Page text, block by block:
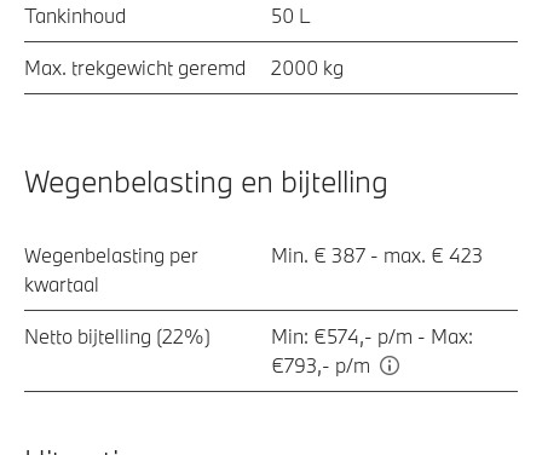
Tankinhoud 50 L
Max. trekgewicht geremd 2000 kg
Wegenbelasting en bijtelling
Wegenbelasting per
kwartaal
Min. € 387 - max. € 423
Netto bijtelling (22%)
Min: €574,- p/m - Max:
€793,- p/m